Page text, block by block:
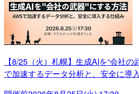
【8/25（火）札幌】生成AIを“会社
で加速するデータ分析と、安全に導